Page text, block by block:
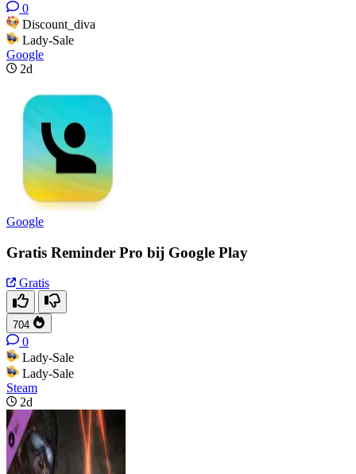
0
Discount_diva
Lady-Sale
Google
2d
Google
Gratis Reminder Pro bij Google Play
Gratis
704
0
Lady-Sale
Lady-Sale
Steam
2d